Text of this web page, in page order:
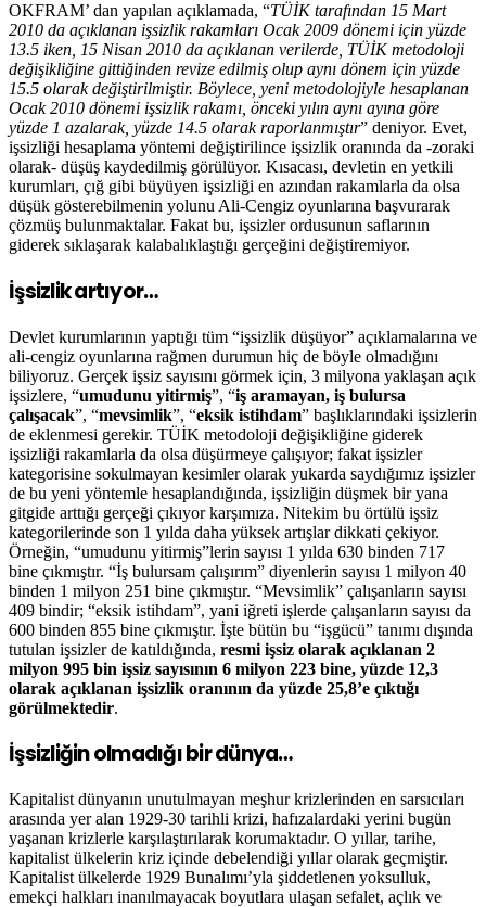
OKFRAM’ dan yapılan açıklamada, “TÜİK tarafından 15 Mart
2010 da açıklanan işsizlik rakamları Ocak 2009 dönemi için yüzde
13.5 iken, 15 Nisan 2010 da açıklanan verilerde, TÜİK metodoloji
değişikliğine gittiğinden revize edilmiş olup aynı dönem için yüzde
15.5 olarak değiştirilmiştir. Böylece, yeni metodolojiyle hesaplanan
Ocak 2010 dönemi işsizlik rakamı, önceki yılın aynı ayına göre
yüzde 1 azalarak, yüzde 14.5 olarak raporlanmıştır” deniyor. Evet,
işsizliği hesaplama yöntemi değiştirilince işsizlik oranında da -zoraki
olarak- düşüş kaydedilmiş görülüyor. Kısacası, devletin en yetkili
kurumları, çığ gibi büyüyen işsizliği en azından rakamlarla da olsa
düşük gösterebilmenin yolunu Ali-Cengiz oyunlarına başvurarak
çözmüş bulunmaktalar. Fakat bu, işsizler ordusunun saflarının
giderek sıklaşarak kalabalıklaştığı gerçeğini değiştiremiyor.
İşsizlik artıyor…
Devlet kurumlarının yaptığı tüm “işsizlik düşüyor” açıklamalarına ve
ali-cengiz oyunlarına rağmen durumun hiç de böyle olmadığını
biliyoruz. Gerçek işsiz sayısını görmek için, 3 milyona yaklaşan açık
işsizlere, “umudunu yitirmiş”, “iş aramayan, iş bulursa
çalışacak”, “mevsimlik”, “eksik istihdam” başlıklarındaki işsizlerin
de eklenmesi gerekir. TÜİK metodoloji değişikliğine giderek
işsizliği rakamlarla da olsa düşürmeye çalışıyor; fakat işsizler
kategorisine sokulmayan kesimler olarak yukarda saydığımız işsizler
de bu yeni yöntemle hesaplandığında, işsizliğin düşmek bir yana
gitgide arttığı gerçeği çıkıyor karşımıza. Nitekim bu örtülü işsiz
kategorilerinde son 1 yılda daha yüksek artışlar dikkati çekiyor.
Örneğin, “umudunu yitirmiş”lerin sayısı 1 yılda 630 binden 717
bine çıkmıştır. “İş bulursam çalışırım” diyenlerin sayısı 1 milyon 40
binden 1 milyon 251 bine çıkmıştır. “Mevsimlik” çalışanların sayısı
409 bindir; “eksik istihdam”, yani iğreti işlerde çalışanların sayısı da
600 binden 855 bine çıkmıştır. İşte bütün bu “işgücü” tanımı dışında
tutulan işsizler de katıldığında, resmi işsiz olarak açıklanan 2
milyon 995 bin işsiz sayısının 6 milyon 223 bine, yüzde 12,3
olarak açıklanan işsizlik oranının da yüzde 25,8’e çıktığı
görülmektedir.
İşsizliğin olmadığı bir dünya…
Kapitalist dünyanın unutulmayan meşhur krizlerinden en sarsıcıları
arasında yer alan 1929-30 tarihli krizi, hafızalardaki yerini bugün
yaşanan krizlerle karşılaştırılarak korumaktadır. O yıllar, tarihe,
kapitalist ülkelerin kriz içinde debelendiği yıllar olarak geçmiştir.
Kapitalist ülkelerde 1929 Bunalımı’yla şiddetlenen yoksulluk,
emekçi halkları inanılmayacak boyutlara ulaşan sefalet, açlık ve